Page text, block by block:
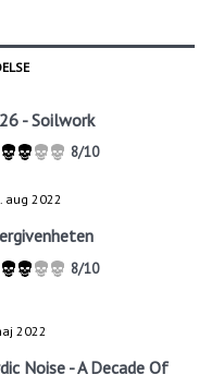
- Soilwork
8/10
aug 2022
8/10
2022
Noise - A Decade Of